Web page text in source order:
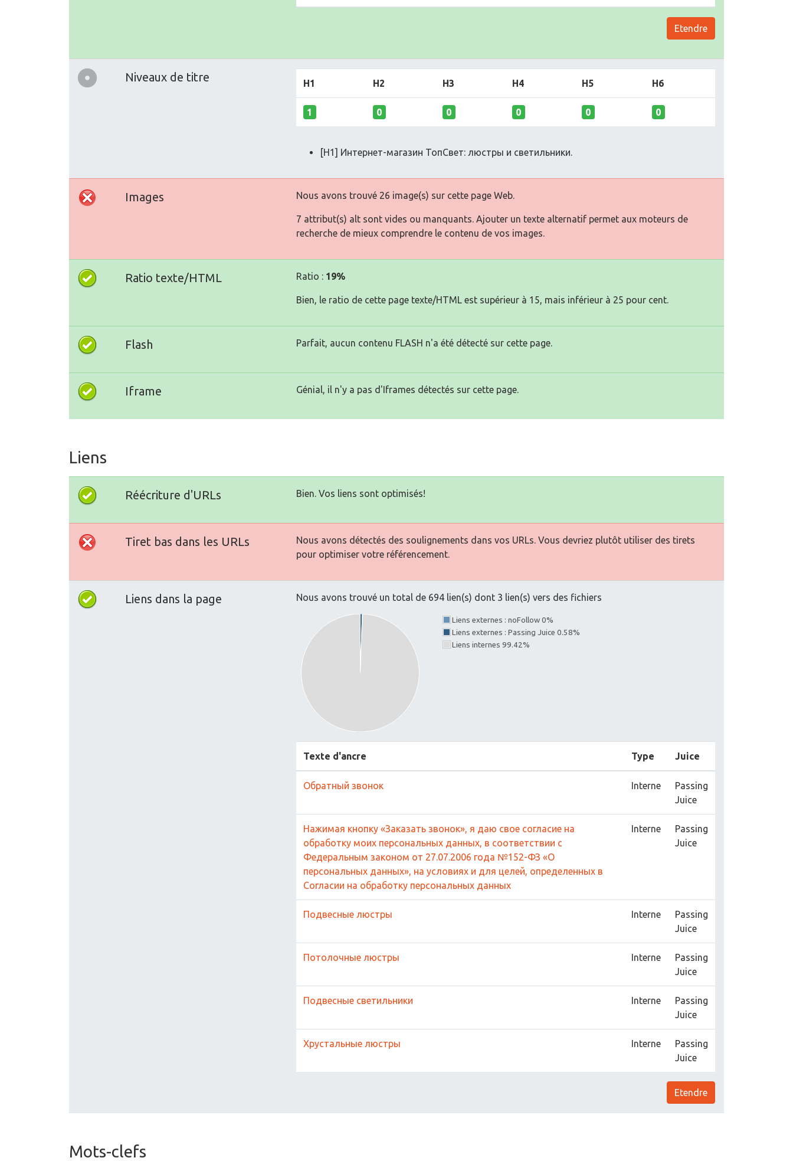
Etendre
Niveaux de titre H1 H2 H3 H4 H5 H6
1 0 0 0 0 0
[H1] Интернет-магазин ТопСвет: люстры и светильники.
Images Nous avons trouvé 26 image(s) sur cette page Web.
7 attribut(s) alt sont vides ou manquants. Ajouter un texte alternatif permet aux moteurs de
recherche de mieux comprendre le contenu de vos images.
Ratio texte/HTML Ratio : 19%
Bien, le ratio de cette page texte/HTML est supérieur à 15, mais inférieur à 25 pour cent.
Flash Parfait, aucun contenu FLASH n'a été détecté sur cette page.
Iframe Génial, il n'y a pas d'Iframes détectés sur cette page.
Liens
Réécriture d'URLs Bien. Vos liens sont optimisés!
Tiret bas dans les URLs
Nous avons détectés des soulignements dans vos URLs. Vous devriez plutôt utiliser des tirets
pour optimiser votre référencement.
Liens dans la page Nous avons trouvé un total de 694 lien(s) dont 3 lien(s) vers des fichiers
Liens externes : noFollow 0%
Liens externes : Passing Juice 0.58%
Liens internes 99.42%
Texte d'ancre Type Juice
Обратный звонок Interne
Passing
Juice
Нажимая кнопку «Заказать звонок», я даю свое согласие на
обработку моих персональных данных, в соответствии с
Федеральным законом от 27.07.2006 года №152-ФЗ «О
персональных данных», на условиях и для целей, определенных в
Согласии на обработку персональных данных
Interne
Passing
Juice
Подвесные люстры Interne
Passing
Juice
Потолочные люстры Interne
Passing
Juice
Подвесные светильники Interne
Passing
Juice
Хрустальные люстры Interne
Passing
Juice
Etendre
Mots-clefs